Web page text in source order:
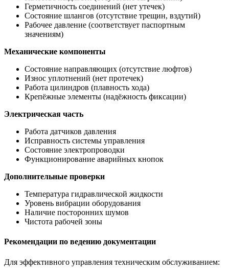
Герметичность соединений (нет утечек)
Состояние шлангов (отсутствие трещин, вздутий)
Рабочее давление (соответствует паспортным
значениям)
Механические компоненты
Состояние направляющих (отсутствие люфтов)
Износ уплотнений (нет протечек)
Работа цилиндров (плавность хода)
Крепёжные элементы (надёжность фиксации)
Электрическая часть
Работа датчиков давления
Исправность системы управления
Состояние электропроводки
Функционирование аварийных кнопок
Дополнительные проверки
Температура гидравлической жидкости
Уровень вибрации оборудования
Наличие посторонних шумов
Чистота рабочей зоны
Рекомендации по ведению документации
Для эффективного управления техническим обслуживанием: